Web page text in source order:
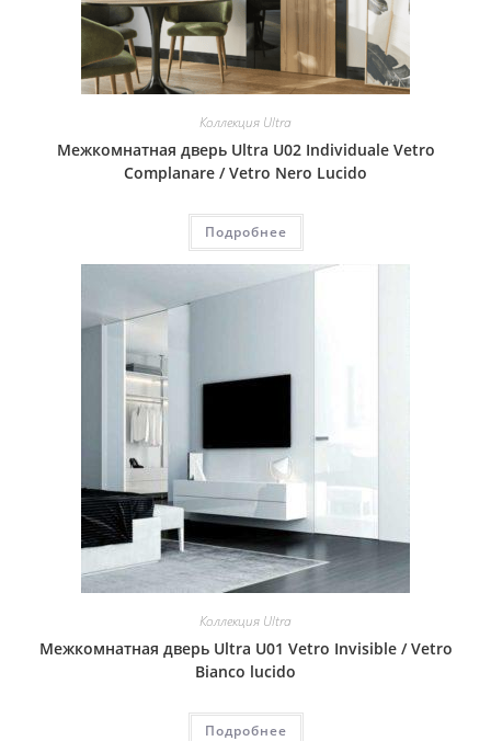
Коллекция Ultra
Межкомнатная дверь Ultra U02 Individuale Vetro
Complanare / Vetro Nero Lucido
Подробнее
Коллекция Ultra
Межкомнатная дверь Ultra U01 Vetro Invisible / Vetro
Bianco lucido
Подробнее